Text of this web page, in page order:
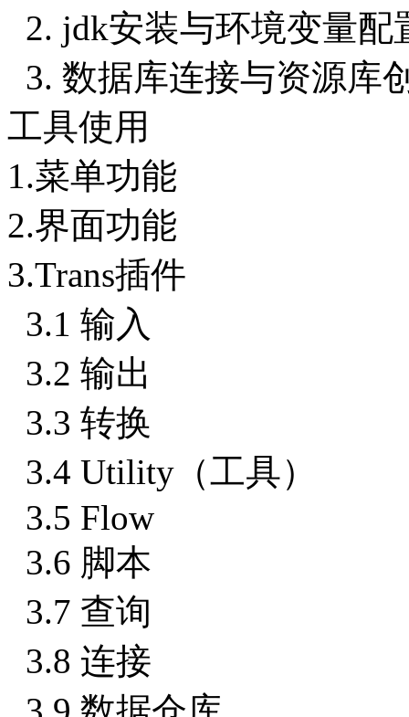
2. jdk安装与环境变量配
3. 数据库连接与资源库
工具使用
1.菜单功能
2.界面功能
3.Trans插件
3.1 输入
3.2 输出
3.3 转换
3.4 Utility（工具）
3.5 Flow
3.6 脚本
3.7 查询
3.8 连接